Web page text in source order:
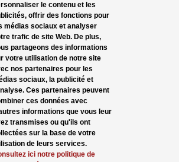
le contenu et les
offrir des fonctions pour
médias sociaux et analyser
trafic de site Web. De plus,
partageons des informations
votre utilisation de notre site
nos partenaires pour les
sociaux, la publicité et
Ces partenaires peuvent
ces données avec
informations que vous leur
transmises ou qu'ils ont
sur la base de votre
de leurs services.
ici notre politique de